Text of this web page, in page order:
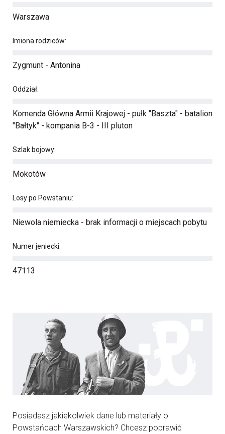
Warszawa
Imiona rodziców:
Zygmunt - Antonina
Oddział:
Komenda Główna Armii Krajowej - pułk "Baszta" - batalion
"Bałtyk" - kompania B-3 - III pluton
Szlak bojowy:
Mokotów
Losy po Powstaniu:
Niewola niemiecka - brak informacji o miejscach pobytu
Numer jeniecki:
47113
Posiadasz jakiekolwiek dane lub materiały o
Powstańcach Warszawskich? Chcesz poprawić